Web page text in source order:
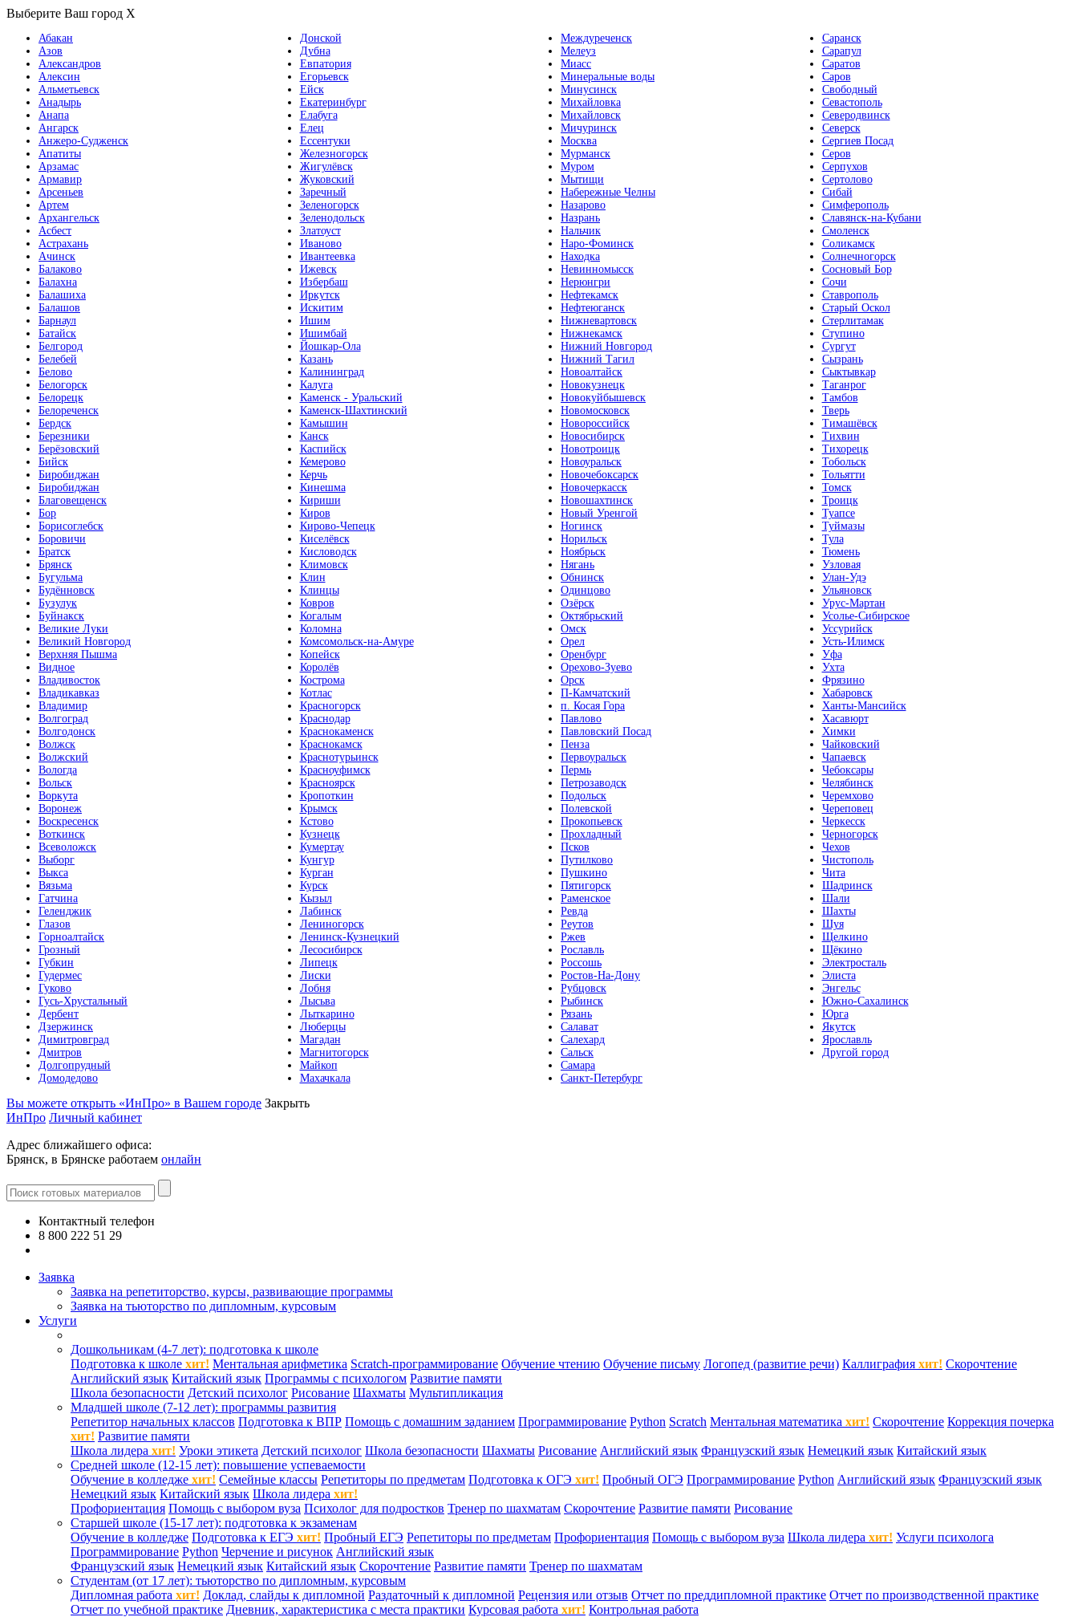
Выберите Ваш город X
Абакан
Азов
Александров
Алексин
Альметьевск
Анадырь
Анапа
Ангарск
Анжеро-Судженск
Апатиты
Арзамас
Армавир
Арсеньев
Артем
Архангельск
Асбест
Астрахань
Ачинск
Балаково
Балахна
Балашиха
Балашов
Барнаул
Батайск
Белгород
Белебей
Белово
Белогорск
Белорецк
Белореченск
Бердск
Березники
Берёзовский
Бийск
Биробиджан
Биробиджан
Благовещенск
Бор
Борисоглебск
Боровичи
Братск
Брянск
Бугульма
Будённовск
Бузулук
Буйнакск
Великие Луки
Великий Новгород
Верхняя Пышма
Видное
Владивосток
Владикавказ
Владимир
Волгоград
Волгодонск
Волжск
Волжский
Вологда
Вольск
Воркута
Воронеж
Воскресенск
Воткинск
Всеволожск
Выборг
Выкса
Вязьма
Гатчина
Геленджик
Глазов
Горноалтайск
Грозный
Губкин
Гудермес
Гуково
Гусь-Хрустальный
Дербент
Дзержинск
Димитровград
Дмитров
Долгопрудный
Домодедово
Донской
Дубна
Евпатория
Егорьевск
Ейск
Екатеринбург
Елабуга
Елец
Ессентуки
Железногорск
Жигулёвск
Жуковский
Заречный
Зеленогорск
Зеленодольск
Златоуст
Иваново
Ивантеевка
Ижевск
Избербаш
Иркутск
Искитим
Ишим
Ишимбай
Йошкар-Ола
Казань
Калининград
Калуга
Каменск - Уральский
Каменск-Шахтинский
Камышин
Канск
Каспийск
Кемерово
Керчь
Кинешма
Кириши
Киров
Кирово-Чепецк
Киселёвск
Кисловодск
Климовск
Клин
Клинцы
Ковров
Когалым
Коломна
Комсомольск-на-Амуре
Копейск
Королёв
Кострома
Котлас
Красногорск
Краснодар
Краснокаменск
Краснокамск
Краснотурьинск
Красноуфимск
Красноярск
Кропоткин
Крымск
Кстово
Кузнецк
Кумертау
Кунгур
Курган
Курск
Кызыл
Лабинск
Лениногорск
Ленинск-Кузнецкий
Лесосибирск
Липецк
Лиски
Лобня
Лысьва
Лыткарино
Люберцы
Магадан
Магнитогорск
Майкоп
Махачкала
Междуреченск
Мелеуз
Миасс
Минеральные воды
Минусинск
Михайловка
Михайловск
Мичуринск
Москва
Мурманск
Муром
Мытищи
Набережные Челны
Назарово
Назрань
Нальчик
Наро-Фоминск
Находка
Невинномысск
Нерюнгри
Нефтекамск
Нефтеюганск
Нижневартовск
Нижнекамск
Нижний Новгород
Нижний Тагил
Новоалтайск
Новокузнецк
Новокуйбышевск
Новомосковск
Новороссийск
Новосибирск
Новотроицк
Новоуральск
Новочебоксарск
Новочеркасск
Новошахтинск
Новый Уренгой
Ногинск
Норильск
Ноябрьск
Нягань
Обнинск
Одинцово
Озёрск
Октябрьский
Омск
Орел
Оренбург
Орехово-Зуево
Орск
П-Камчатский
п. Косая Гора
Павлово
Павловский Посад
Пенза
Первоуральск
Пермь
Петрозаводск
Подольск
Полевской
Прокопьевск
Прохладный
Псков
Путилково
Пушкино
Пятигорск
Раменское
Ревда
Реутов
Ржев
Рославль
Россошь
Ростов-На-Дону
Рубцовск
Рыбинск
Рязань
Салават
Салехард
Сальск
Самара
Санкт-Петербург
Саранск
Сарапул
Саратов
Саров
Свободный
Севастополь
Северодвинск
Северск
Сергиев Посад
Серов
Серпухов
Сертолово
Сибай
Симферополь
Славянск-на-Кубани
Смоленск
Соликамск
Солнечногорск
Сосновый Бор
Сочи
Ставрополь
Старый Оскол
Стерлитамак
Ступино
Сургут
Сызрань
Сыктывкар
Таганрог
Тамбов
Тверь
Тимашёвск
Тихвин
Тихорецк
Тобольск
Тольятти
Томск
Троицк
Туапсе
Туймазы
Тула
Тюмень
Узловая
Улан-Удэ
Ульяновск
Урус-Мартан
Усолье-Сибирское
Уссурийск
Усть-Илимск
Уфа
Ухта
Фрязино
Хабаровск
Ханты-Мансийск
Хасавюрт
Химки
Чайковский
Чапаевск
Чебоксары
Челябинск
Черемхово
Череповец
Черкесск
Черногорск
Чехов
Чистополь
Чита
Шадринск
Шали
Шахты
Шуя
Щелкино
Щёкино
Электросталь
Элиста
Энгельс
Южно-Сахалинск
Юрга
Якутск
Ярославль
Другой город
Вы можете открыть «ИнПро» в Вашем городе Закрыть
ИнПро Личный кабинет
Адрес ближайшего офиса:
Брянск, в Брянске работаем онлайн
Контактный телефон
8 800 222 51 29
Заявка
Заявка на репетиторство, курсы, развивающие программы
Заявка на тьюторство по дипломным, курсовым
Услуги
Дошкольникам (4-7 лет): подготовка к школе
Подготовка к школе хит! Ментальная арифметика Scratch-программирование Обучение чтению Обучение письму Логопед (развитие речи) Каллиграфия хит! Скорочтение
Английский язык Китайский язык Программы с психологом Развитие памяти
Школа безопасности Детский психолог Рисование Шахматы Мультипликация
Младшей школе (7-12 лет): программы развития
Репетитор начальных классов Подготовка к ВПР Помощь с домашним заданием Программирование Python Scratch Ментальная математика хит! Скорочтение Коррекция почерка
хит! Развитие памяти
Школа лидера хит! Уроки этикета Детский психолог Школа безопасности Шахматы Рисование Английский язык Французский язык Немецкий язык Китайский язык
Средней школе (12-15 лет): повышение успеваемости
Обучение в колледже хит! Семейные классы Репетиторы по предметам Подготовка к ОГЭ хит! Пробный ОГЭ Программирование Python Английский язык Французский язык
Немецкий язык Китайский язык Школа лидера хит!
Профориентация Помощь с выбором вуза Психолог для подростков Тренер по шахматам Скорочтение Развитие памяти Рисование
Старшей школе (15-17 лет): подготовка к экзаменам
Обучение в колледже Подготовка к ЕГЭ хит! Пробный ЕГЭ Репетиторы по предметам Профориентация Помощь с выбором вуза Школа лидера хит! Услуги психолога
Программирование Python Черчение и рисунок Английский язык
Французский язык Немецкий язык Китайский язык Скорочтение Развитие памяти Тренер по шахматам
Студентам (от 17 лет): тьюторство по дипломным, курсовым
Дипломная работа хит! Доклад, слайды к дипломной Раздаточный к дипломной Рецензия или отзыв Отчет по преддипломной практике Отчет по производственной практике
Отчет по учебной практике Дневник, характеристика с места практики Курсовая работа хит! Контрольная работа